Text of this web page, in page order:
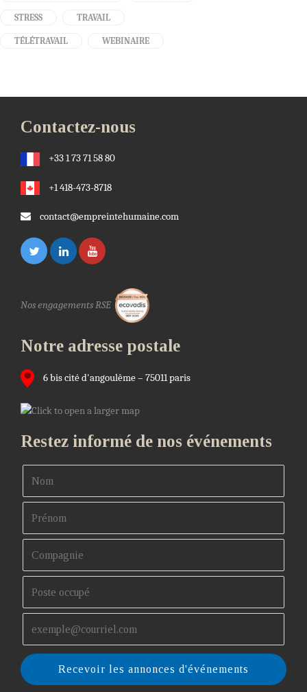
STRESS TRAVAIL
TÉLÉTRAVAIL WEBINAIRE
Contactez-nous
+33 1 73 71 58 80
+1 418-473-8718
contact@empreintehumaine.com
Nos engagements RSE
Notre adresse postale
6 bis cité d'angoulême – 75011 paris
Restez informé de nos événements
Recevoir les annonces d'événements